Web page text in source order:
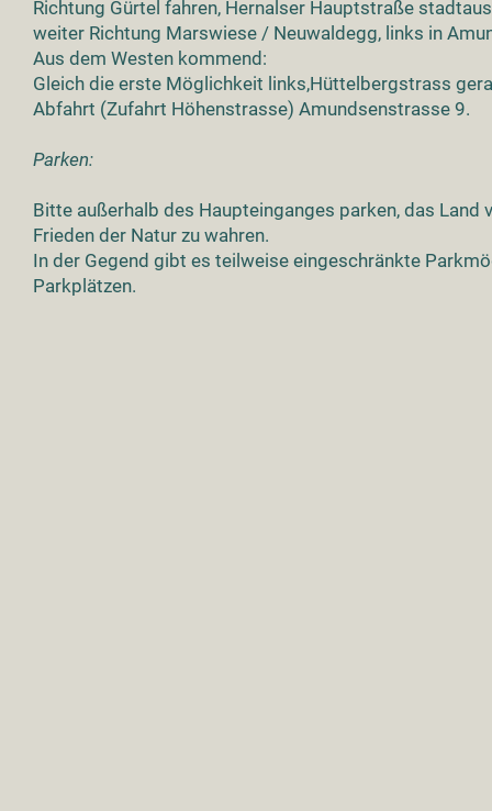
Richtung Gürtel fahren, Hernalser Hauptstraße
weiter Richtung Marswiese / Neuwaldegg, links in
Aus dem Westen kommend:
Gleich die erste Möglichkeit links,Hüttelbergstrass
Abfahrt (Zufahrt Höhenstrasse) Amundsenstrasse 9.
Parken:
Bitte außerhalb des Haupteinganges parken, das
Frieden der Natur zu wahren.
In der Gegend gibt es teilweise eingeschränkte
Parkplätzen.